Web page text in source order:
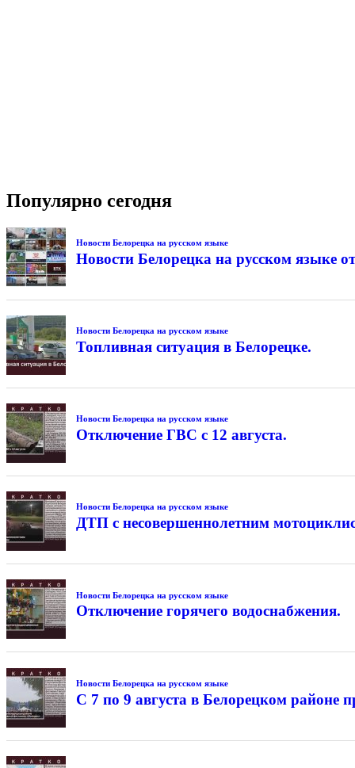
Популярно сегодня
Новости Белорецка на русском языке
Новости Белорецка на русском языке
Новости Белорецка на русском языке
Топливная ситуация в Белорецке.
Новости Белорецка на русском языке
Отключение ГВС с 12 августа.
Новости Белорецка на русском языке
ДТП с несовершеннолетним
Новости Белорецка на русском языке
Отключение горячего водоснабжения.
Новости Белорецка на русском языке
С 7 по 9 августа в Белорецком районе